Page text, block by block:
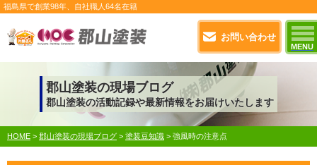
お問い合わせ
MENU
福島県で創業98年 、自社職人 64名在籍
郡山塗装の現場ブログ
郡山塗装の活動記録や最新情報をお届けいたします
HOME > 郡山塗装の現場ブログ > 塗装豆知識 > 強風時の注意点